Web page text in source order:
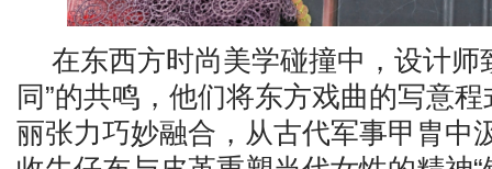
在东西方时尚美学碰撞中，设计师
同”的共鸣，他们将东方戏曲的写意
丽张力巧妙融合，从古代军事甲胄中